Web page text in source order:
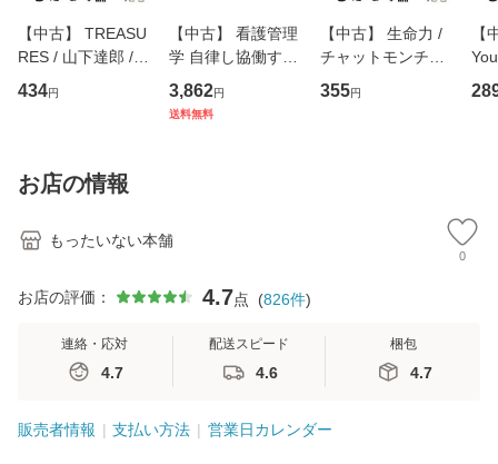
【中古】 TREASU
RES / 山下達郎 /
イーストウエス
ト・ジャパン [CD]
434円
【中古】 看護管理
学 自律し協働する
専門職の看護マネ
ジメントスキル 改
3,862円
送料無料
【中古】 生命力 /
チャットモンチー /
キューンレコード
[CD]【メール便送
355円
【
のが
お店の情報
もったいない本舗
0
お店の評価： 4.7点 (826件)
連絡・応対
4.7
配送スピード
4.6
梱包
4.7
販売者情報 支払い方法 営業日カレンダー